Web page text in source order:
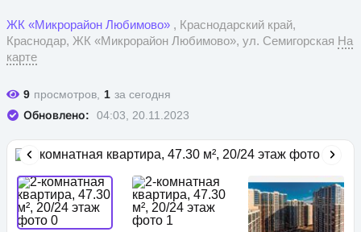
ЖК «Микрорайон Любимово» , Краснодарский край,
Краснодар, ЖК «Микрорайон Любимово», ул. Семигорская На
карте
9 просмотров, 1 за сегодня
Обновлено:
04:03, 20.11.2023